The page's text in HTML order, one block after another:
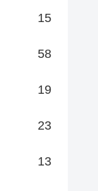
15
58
19
23
13